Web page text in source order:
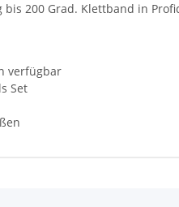
200 Grad. Klettband in
verfügbar
Set